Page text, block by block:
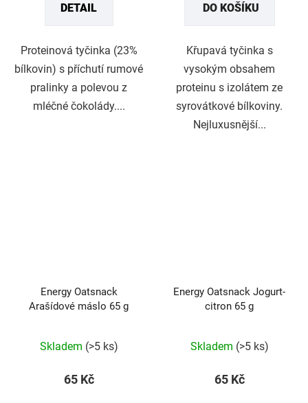
5
DETAIL
Proteinová tyčinka (23%
bílkovin) s příchutí rumové
pralinky a polevou z
mléčné čokolády....
DO KOŠÍKU
Křupavá tyčinka s
vysokým obsahem
proteinu s izolátem ze
syrovátkové bílkoviny.
Nejluxusnější...
Energy Oatsnack
Arašídové máslo 65 g
Skladem (>5 ks)
65 Kč
Energy Oatsnack Jogurt-
citron 65 g
hodnocení
je
Skladem (>5 ks)
65 Kč